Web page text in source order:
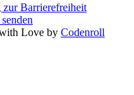
zur Barrierefreiheit
Love by Codenroll